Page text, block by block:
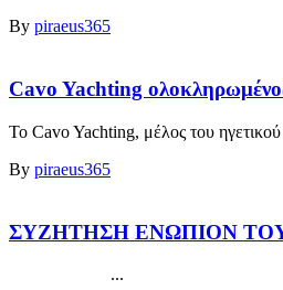
By piraeus365
Cavo Yachting
Το Cavo Yachting, μέλος του
By piraeus365
ΣΥΖΗΤΗΣΗ ΕΝΩΠΙΟΝ ΤΟΥ
...